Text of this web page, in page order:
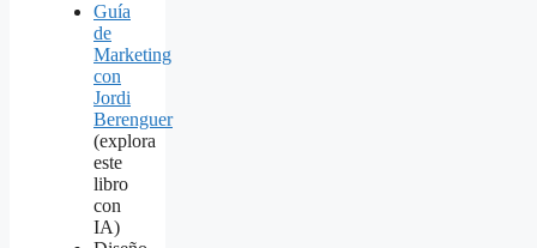
Guía
de
Marketing
con
Jordi
Berenguer
(explora
este
libro
con
IA)